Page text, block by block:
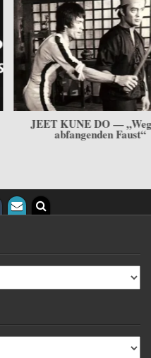
«Mantel». Die dritte
palermitanischen Stils des
Fechtens